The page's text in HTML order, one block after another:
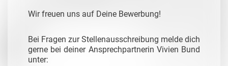
Wir freuen uns auf Deine Bewerbung!
Bei Fragen zur Stellenausschreibung melde dich
gerne bei deiner Ansprechpartnerin Vivien Bund
unter: